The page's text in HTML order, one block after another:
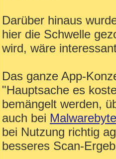
Darüber hinaus
hier die Schwelle
wird, wäre
Das ganze App-
"Hauptsache es
bemängelt werden,
auch bei
bei Nutzung richtig
besseres Scan-